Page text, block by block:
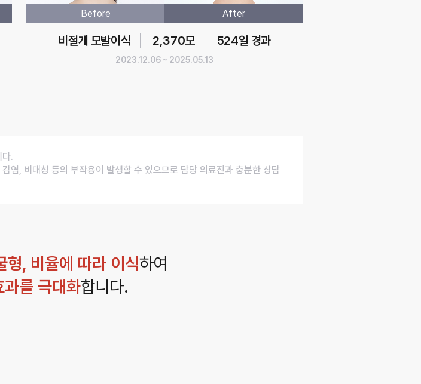
Before After
비절개 모발이식 2,370모 524일 경과
2023.12.06 ~ 2025.05.13
.
염, 비대칭 등의 부작용이 발생할 수 있으므로 담당 의료진과 충분한 상담
형, 비율에 따라 이식하여
를 극대화합니다.